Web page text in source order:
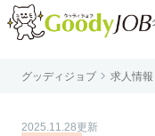
グッディジョブ  求人情報
2025.11.28更新